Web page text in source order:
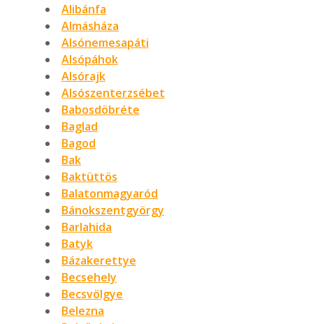
Alibánfa
Almásháza
Alsónemesapáti
Alsópáhok
Alsórajk
Alsószenterzsébet
Babosdöbréte
Baglad
Bagod
Bak
Baktüttös
Balatonmagyaród
Bánokszentgyörgy
Barlahida
Batyk
Bázakerettye
Becsehely
Becsvölgye
Belezna